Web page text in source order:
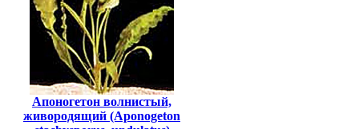
Апоногетон волнистый,
живородящий (Aponogeton